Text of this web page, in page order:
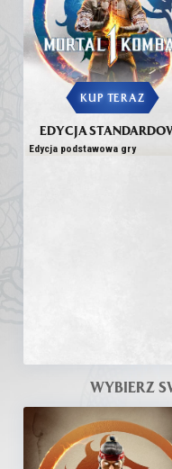
KUP TERAZ
EDYCJA
Edycja podstawowa gry
WYBIERZ